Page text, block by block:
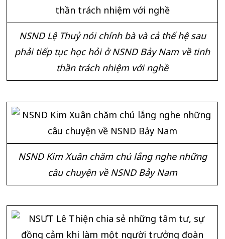
NSND Lệ Thuỷ nói chính bà và cả thế hệ sau
phải tiếp tục học hỏi ở NSND Bảy Nam về tinh
thần trách nhiệm với nghề
NSND Kim Xuân chăm chú lắng nghe những
câu chuyện về NSND Bảy Nam